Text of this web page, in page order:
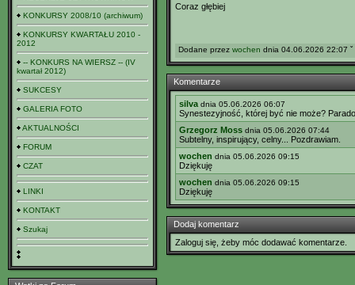
KONKURSY 2008/10 (archiwum)
KONKURSY KWARTAŁU 2010 -
2012
-- KONKURS NA WIERSZ -- (IV
kwartał 2012)
SUKCESY
GALERIA FOTO
AKTUALNOŚCI
FORUM
CZAT
LINKI
KONTAKT
Szukaj
Coraz głębiej
Dodane przez wochen dnia 04.06.2026 22:07 ˇ
Komentarze
silva dnia 05.06.2026 06:07
Synestezyjność, której być nie może?
Grzegorz Moss dnia 05.06.2026 07:44
Subtelny, inspirujący, celny... Pozdrawiam.
wochen dnia 05.06.2026 09:15
Dziękuję
wochen dnia 05.06.2026 09:15
Dziękuję
Dodaj komentarz
Zaloguj się, żeby móc dodawać komentarze.